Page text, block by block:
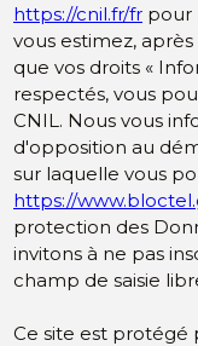
https://cnil.fr/fr pour
vous estimez,
que vos droits «
respectés, vous
CNIL. Nous vous
d'opposition au
sur laquelle vous
https://
protection des
invitons à ne pas
champ de saisie
Ce site est protégé